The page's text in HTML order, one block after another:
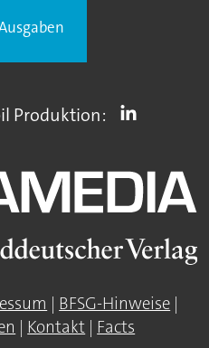
Produktion:
BFSG-Hinweise
Kontakt Facts